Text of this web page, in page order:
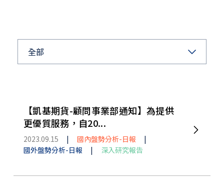
全部
【凱基期貨-顧問事業部通知】為提供
更優質服務，自20...
2023.09.15 | 國內盤勢分析-日報
|
國外盤勢分析-日報
| 深入研究報告